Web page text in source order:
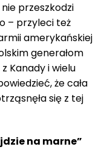
przeszkodzi
– przyleci też
amerykańskiej
generałom
Kanady i wielu
że cała
się z tej
na marne”